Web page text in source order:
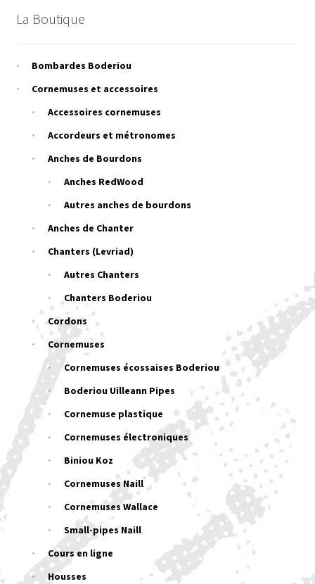
La Boutique
Bombardes Boderiou
Cornemuses et accessoires
Accessoires cornemuses
Accordeurs et métronomes
Anches de Bourdons
Anches RedWood
Autres anches de bourdons
Anches de Chanter
Chanters (Levriad)
Autres Chanters
Chanters Boderiou
Cordons
Cornemuses
Cornemuses écossaises Boderiou
Boderiou Uilleann Pipes
Cornemuse plastique
Cornemuses électroniques
Biniou Koz
Cornemuses Naill
Cornemuses Wallace
Small-pipes Naill
Cours en ligne
Housses